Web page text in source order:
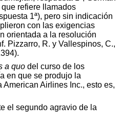
que refiere llamados
1ª), pero sin indicación
con las exigencias
orientada a la resolución
Pizzarro, R. y Vallespinos, C.,
a quo del curso de los
en que se produjo la
Airlines Inc., esto es,
el segundo agravio de la